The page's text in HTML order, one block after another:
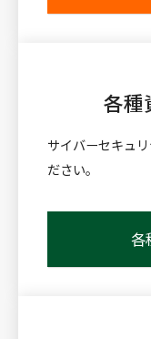
各種
サイバーセキュ
ださい。
各